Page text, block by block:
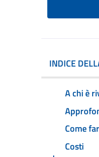
INDICE
A chi è
Come
Costi